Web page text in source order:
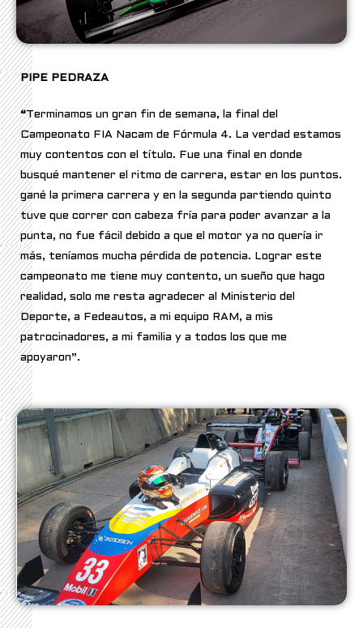
PIPE PEDRAZA
“Terminamos un gran fin de semana, la final del
Campeonato FIA Nacam de Fórmula 4. La verdad estamos
muy contentos con el título. Fue una final en donde
busqué mantener el ritmo de carrera, estar en los puntos.
gané la primera carrera y en la segunda partiendo quinto
tuve que correr con cabeza fría para poder avanzar a la
punta, no fue fácil debido a que el motor ya no quería ir
más, teníamos mucha pérdida de potencia. Lograr este
campeonato me tiene muy contento, un sueño que hago
realidad, solo me resta agradecer al Ministerio del
Deporte, a Fedeautos, a mi equipo RAM, a mis
patrocinadores, a mi familia y a todos los que me
apoyaron”.